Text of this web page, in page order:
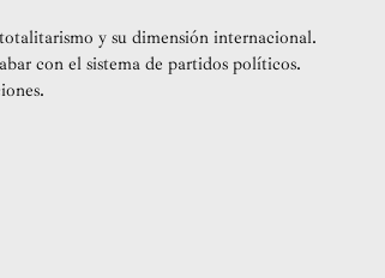
y su dimensión internacional.
con el sistema de partidos políticos.